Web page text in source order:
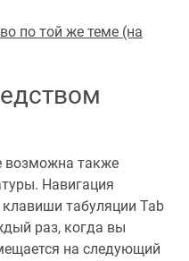
по той же теме (на
on new page
возможна также
Навигация
табуляции Tab
раз, когда вы
на следующий